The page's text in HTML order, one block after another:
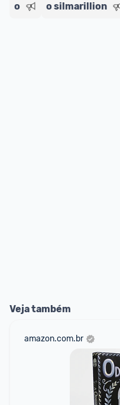
o
o silmarillion
Veja também
amazon.com.br